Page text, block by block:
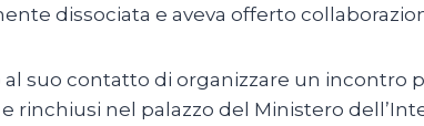
dissociata e aveva offerto
suo contatto di organizzare un incontro
rinchiusi nel palazzo del Ministero